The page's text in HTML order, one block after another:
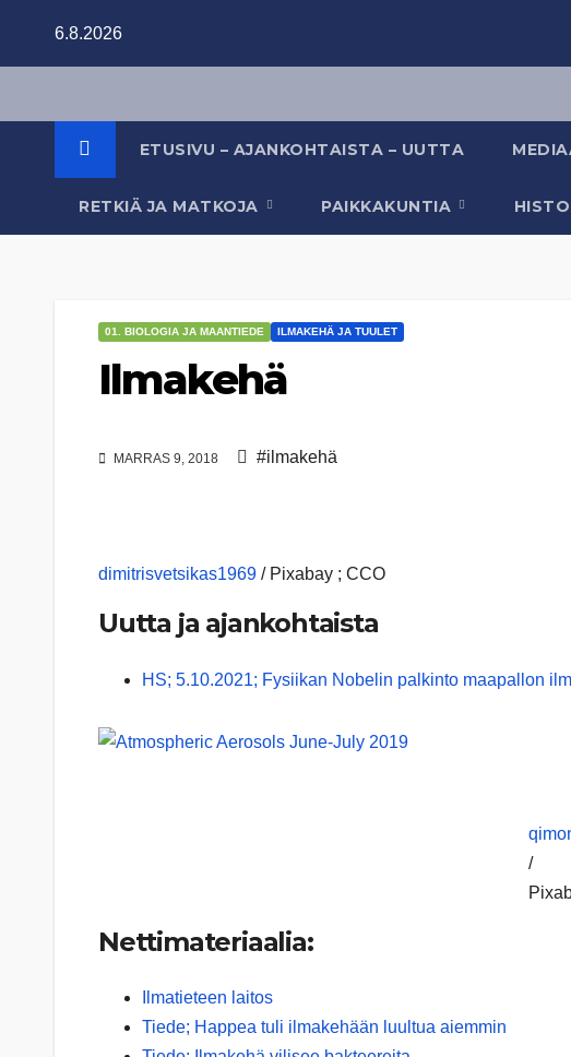
6.8.2026
ETUSIVU – AJANKOHTAISTA – UUTTA
RETKIÄ JA MATKOJA PAIKKAKUNTIA
01. BIOLOGIA JA MAANTIEDE ILMAKEHÄ JA TUULET
Ilmakehä
MARRAS 9, 2018 #ilmakehä
dimitrisvetsikas1969 / Pixabay ; CCO
Uutta ja ajankohtaista
HS; 5.10.2021; Fysiikan Nobelin palkinto maapallon
/
Nettimateriaalia:
Ilmatieteen laitos
Tiede; Happea tuli ilmakehään luultua aiemmin